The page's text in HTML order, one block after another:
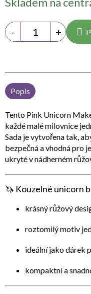
Popis
Tento Pink Unicorn
každé malé milovnice
Sada je vytvořena tak,
bezpečná a vhodná pro
ukryté v nádherném
🦄 Kouzelné unicorn
krásný růžový
roztomilý motiv
ideální jako dárek
kompaktní a